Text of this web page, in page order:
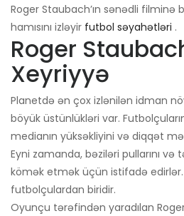
Roger Staubach’ın sənədli filminə
hamısını izləyir futbol səyahətləri .
Roger
Xeyriyyə
Planetdə ən çox izlənilən idman
böyük üstünlükləri var.
medianın yüksəkliyini və diqqət
Eyni zamanda, bəziləri pullarını və
kömək etmək üçün istifadə
futbolçulardan biridir.
Oyunçu tərəfindən yaradılan